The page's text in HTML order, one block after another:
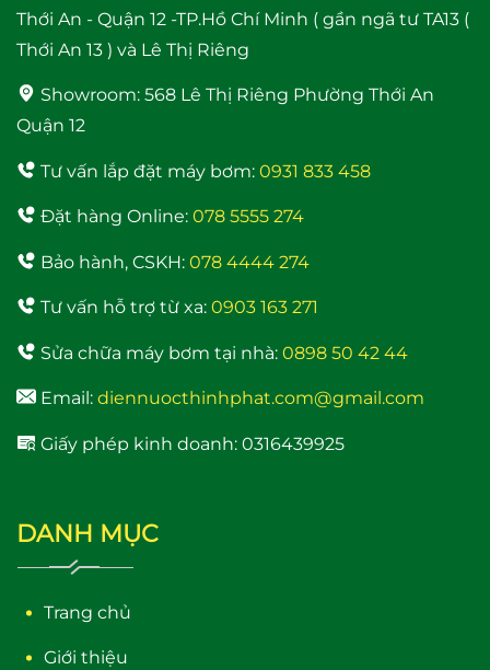
Thới An - Quận 12 -TP.Hồ Chí Minh ( gần ngã tư TA13 (
Thới An 13 ) và Lê Thị Riêng
Showroom: 568 Lê Thị Riêng Phường Thới An
Quận 12
Tư vấn lắp đặt máy bơm: 0931 833 458
Đặt hàng Online: 078 5555 274
Bảo hành, CSKH: 078 4444 274
Tư vấn hỗ trợ từ xa: 0903 163 271
Sửa chữa máy bơm tại nhà: 0898 50 42 44
Email: diennuocthinhphat.com@gmail.com
Giấy phép kinh doanh: 0316439925
DANH MỤC
Trang chủ
Giới thiệu